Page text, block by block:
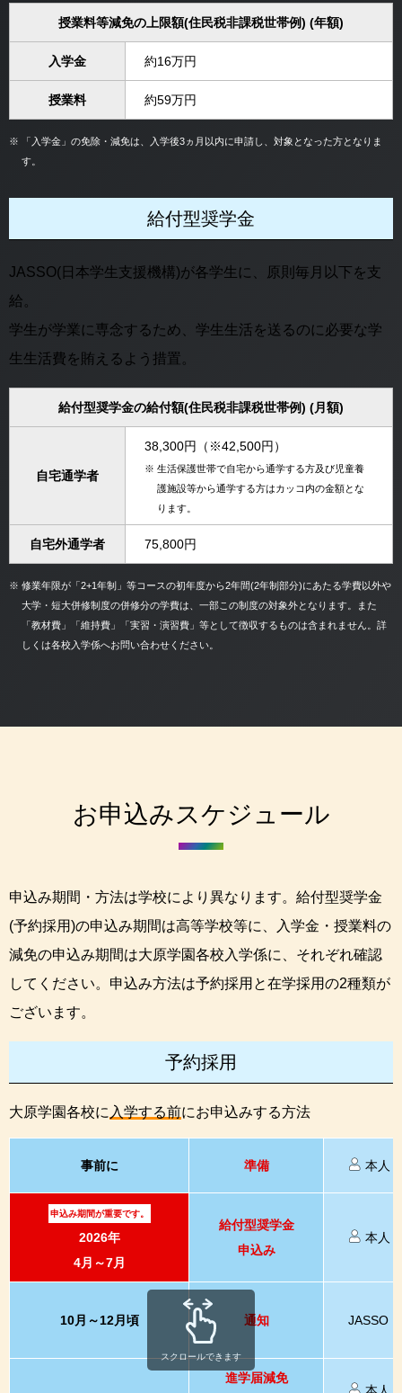
授業料等減免の上限額(住民税非課税世帯例) (年額)
入学金 約16万円
授業料 約59万円
※
「入学金」の免除・減免は、入学後3ヵ月以内に申請し、対象となった方となりま
す。
給付型奨学金
JASSO(日本学生支援機構)が各学生に、原則毎月以下を支
給。
学生が学業に専念するため、学生生活を送るのに必要な学
生生活費を賄えるよう措置。
給付型奨学金の給付額(住民税非課税世帯例) (月額)
自宅通学者
38,300円（※42,500円）
※ 生活保護世帯で自宅から通学する方及び児童養
護施設等から通学する方はカッコ内の金額とな
ります。
自宅外通学者 75,800円
※ 修業年限が「2+1年制」等コースの初年度から2年間(2年制部分)にあたる学費以外や
大学・短大併修制度の併修分の学費は、一部この制度の対象外となります。また
「教材費」「維持費」「実習・演習費」等として徴収するものは含まれません。詳
しくは各校入学係へお問い合わせください。
お申込みスケジュール
申込み期間・方法は学校により異なります。給付型奨学金
(予約採用)の申込み期間は高等学校等に、入学金・授業料の
減免の申込み期間は大原学園各校入学係に、それぞれ確認
してください。申込み方法は予約採用と在学採用の2種類が
ございます。
予約採用
大原学園各校に 入学する前にお申込みする方法
事前に 準備 本人
申込み期間が重要です。
2026年
4月～7月
給付型奨学金
申込み
本人
10月～12月頃 通知 JASSO
進学届減免
スクロールできます